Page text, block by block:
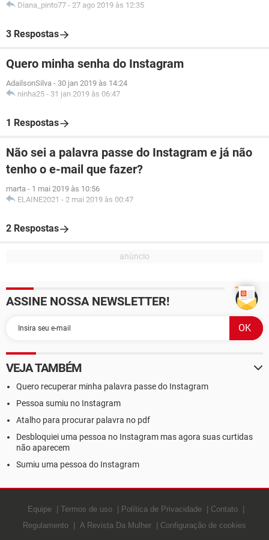
Diana_pinto77 - 27 ago 2019 às 12:35
3 Respostas
Quero minha senha do Instagram
AdailsonSilva - 30 jan 2019 às 14:24
ninha25 - 31 jan 2019 às 06:47
1 Respostas
Não sei a palavra passe do Instagram e já não
tenho o e-mail que fazer?
marta - 1 mai 2019 às 10:56
ELAINE2021 - 2 mai 2019 às 00:47
2 Respostas
ASSINE NOSSA NEWSLETTER!
VEJA TAMBÉM
Quero recuperar minha palavra passe do Instagram
Pessoa sumiu no Instagram
Atalho para procurar palavra no pdf
Desbloquiei uma pessoa no Instagram mas agora suas curtidas
não aparecem
Sumiu uma pessoa do Instagram
Equipe Termos de uso Política de Privacidade
Contato
Regulamento
A Revista Da Mulher Configuração de cookies